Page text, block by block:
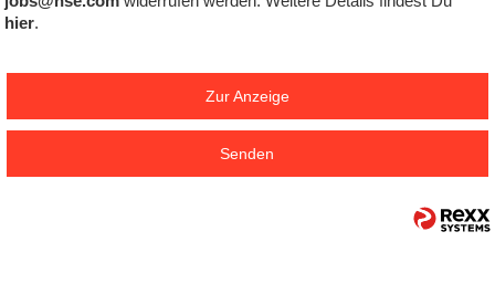
hier.
Zur Anzeige
Senden